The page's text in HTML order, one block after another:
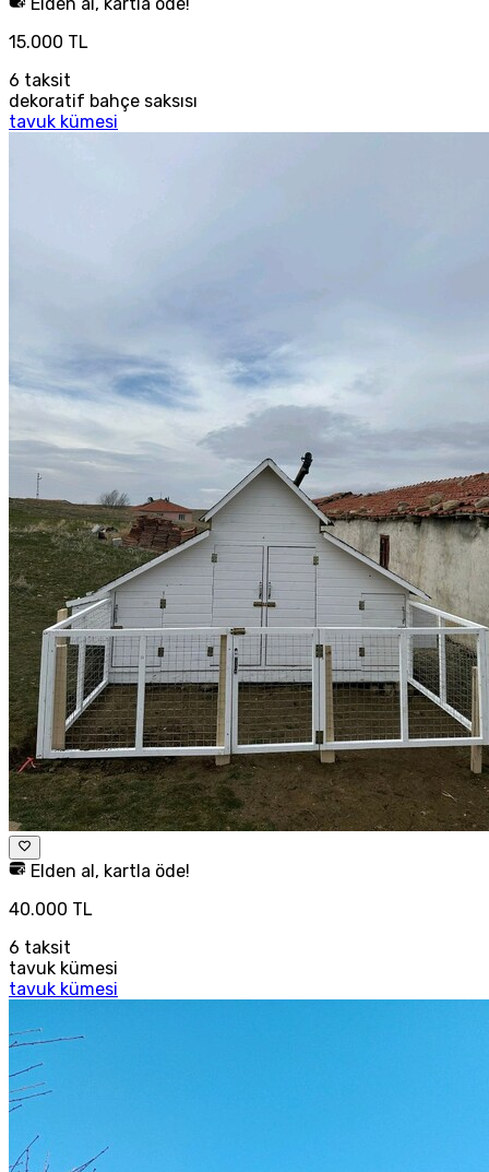
15.000 TL
6 taksit
dekoratif bahçe saksısı
tavuk kümesi
Elden al, kartla öde!
40.000 TL
6 taksit
tavuk kümesi
tavuk kümesi